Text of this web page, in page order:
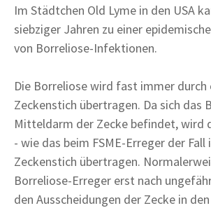
Im Städtchen Old Lyme in den USA
siebziger Jahren zu einer
von Borreliose-Infektionen.
Die Borreliose wird fast immer durch
Zeckenstich übertragen. Da sich das
Mitteldarm der Zecke befindet, wird
- wie das beim FSME-Erreger der
Zeckenstich übertragen.
Borreliose-Erreger erst nach
den Ausscheidungen der Zecke in